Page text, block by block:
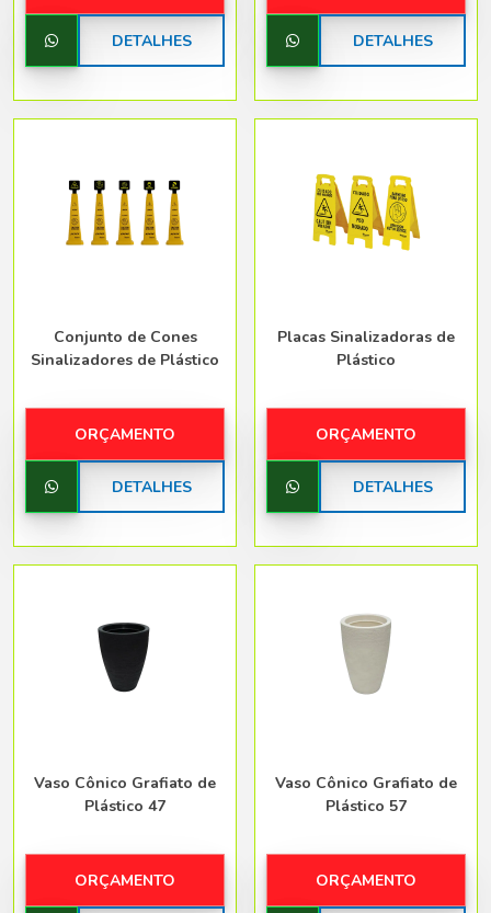
DETALHES DETALHES
Conjunto de Cones
Sinalizadores de Plástico
ORÇAMENTO
DETALHES
Placas Sinalizadoras de
Plástico
ORÇAMENTO
DETALHES
Vaso Cônico Grafiato de
Plástico 47
ORÇAMENTO
Vaso Cônico Grafiato de
Plástico 57
ORÇAMENTO